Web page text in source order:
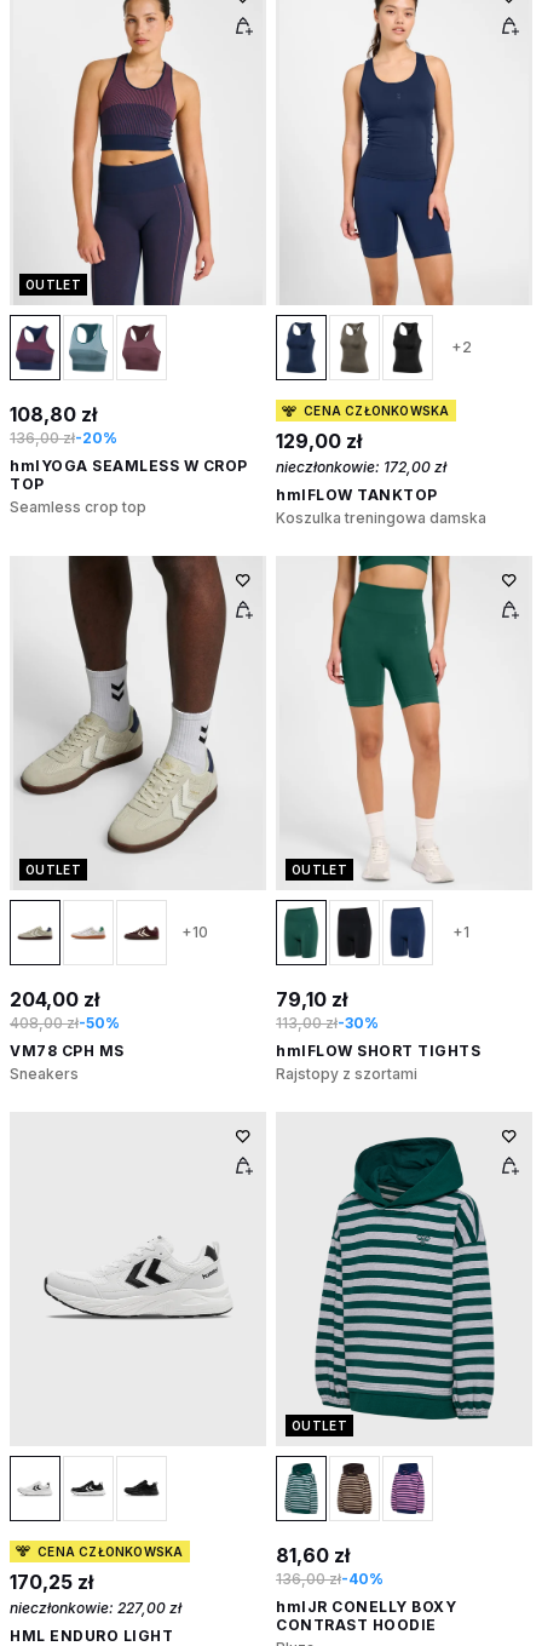
OUTLET
108,80 zł
136,00 zł-20%
hmlYOGA SEAMLESS W CROP
TOP
Seamless crop top
+2
CENA CZŁONKOWSKA
129,00 zł
nieczłonkowie: 172,00 zł
hmlFLOW TANKTOP
Koszulka treningowa damska
OUTLET
+10
204,00 zł
408,00 zł-50%
VM78 CPH MS
Sneakers
OUTLET
+1
79,10 zł
113,00 zł-30%
hmlFLOW SHORT TIGHTS
Rajstopy z szortami
CENA CZŁONKOWSKA
170,25 zł
nieczłonkowie: 227,00 zł
HML ENDURO LIGHT
OUTLET
81,60 zł
136,00 zł-40%
hmlJR CONELLY BOXY
CONTRAST HOODIE